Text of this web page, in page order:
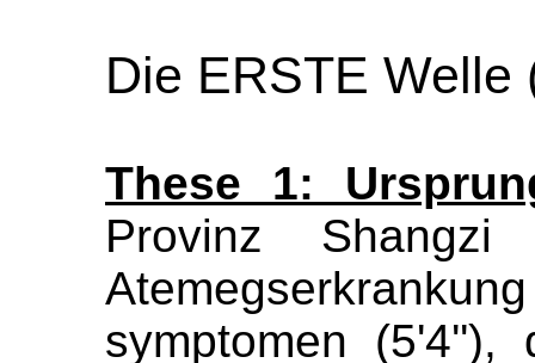
Die ERSTE Welle
These 1:
Provinz S
symptomen